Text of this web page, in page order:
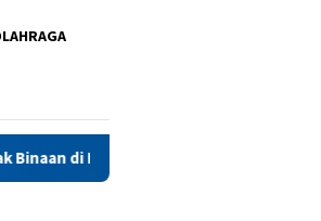
Terima Remisi HUT RI